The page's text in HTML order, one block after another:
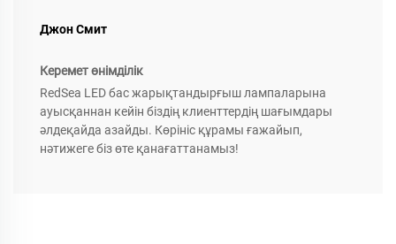
Джон Смит
Керемет өнімділік
RedSea LED бас жарықтандырғыш лампаларына
ауысқаннан кейін біздің клиенттердің шағымдары
әлдеқайда азайды. Көрініс құрамы ғажайып,
нәтижеге біз өте қанағаттанамыз!